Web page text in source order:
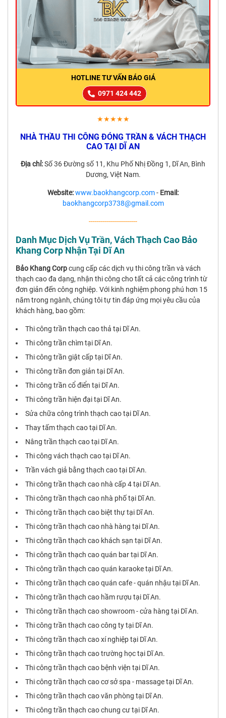
HOTLINE TƯ VẤN BÁO GIÁ
0971 424 442
★★★★★
NHÀ THẦU THI CÔNG ĐÓNG TRẦN & VÁCH THẠCH
CAO TẠI DĨ AN
Địa chỉ:Số 36 Đường số 11, Khu Phố Nhị Đồng 1, Dĩ An, Bình
Dương, Việt Nam.
Website:www.baokhangcorp.com- Email:
baokhangcorp3738@gmail.com
------------------------
Danh Mục Dịch Vụ Trần, Vách Thạch Cao Bảo
Khang Corp Nhận Tại Dĩ An
Bảo Khang Corpcung cấp các dịch vụ thi công trần và vách
thạch cao đa dạng, nhận thi công cho tất cả các công trình từ
đơn giản đến công nghiệp. Với kinh nghiệm phong phú hơn 15
năm trong ngành, chúng tôi tự tin đáp ứng mọi yêu cầu của
khách hàng, bao gồm:
Thi công trần thạch cao thả tại Dĩ An.
Thi công trần chìm tại Dĩ An.
Thi công trần giật cấp tại Dĩ An.
Thi công trần đơn giản tại Dĩ An.
Thi công trần cổ điển tại Dĩ An.
Thi công trần hiện đại tại Dĩ An.
Sửa chữa công trình thạch cao tại Dĩ An.
Thay tấm thạch cao tại Dĩ An.
Nâng trần thạch cao tại Dĩ An.
Thi công vách thạch cao tại Dĩ An.
Trần vách giả bằng thạch cao tại Dĩ An.
Thi công trần thạch cao nhà cấp 4 tại Dĩ An.
Thi công trần thạch cao nhà phố tại Dĩ An.
Thi công trần thạch cao biệt thự tại Dĩ An.
Thi công trần thạch cao nhà hàng tại Dĩ An.
Thi công trần thạch cao khách sạn tại Dĩ An.
Thi công trần thạch cao quán bar tại Dĩ An.
Thi công trần thạch cao quán karaoke tại Dĩ An.
Thi công trần thạch cao quán cafe - quán nhậu tại Dĩ An.
Thi công trần thạch cao hầm rượu tại Dĩ An.
Thi công trần thạch cao showroom - cửa hàng tại Dĩ An.
Thi công trần thạch cao công ty tại Dĩ An.
Thi công trần thạch cao xí nghiệp tại Dĩ An.
Thi công trần thạch cao trường học tại Dĩ An.
Thi công trần thạch cao bệnh viện tại Dĩ An.
Thi công trần thạch cao cơ sở spa - massage tại Dĩ An.
Thi công trần thạch cao văn phòng tại Dĩ An.
Thi công trần thạch cao chung cư tại Dĩ An.